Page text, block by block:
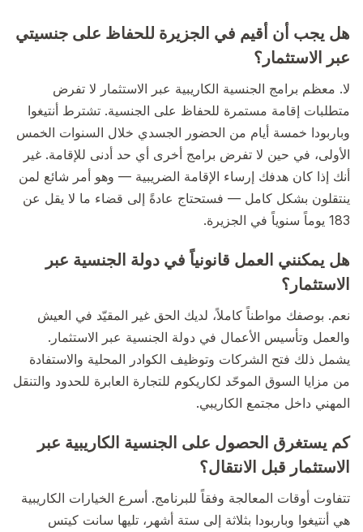
هل يجب أن أقيم في الجزيرة للحفاظ على جنسيتي
عبر الاستثمار؟
لا. معظم برامج الجنسية الكاريبية عبر الاستثمار لا تفرض
متطلبات إقامة مستمرة للحفاظ على الجنسية. تشترط أنتيغوا
وباربودا خمسة أيام من الحضور الجسدي خلال السنوات الخمس
الأولى، في حين لا تفرض برامج أخرى أي حد أدنى للإقامة. غير
أنك إذا كان هدفك إرساء الإقامة الضريبية — وهو أمر شائع لمن
ينتقلون بشكل كامل — فستحتاج عادةً إلى قضاء ما لا يقل عن
183 يوماً سنوياً في الجزيرة.
هل يمكنني العمل قانونياً في دولة الجنسية عبر
الاستثمار؟
نعم. بوصفك مواطناً كاملاً، لديك الحق غير المقيّد في العيش
والعمل وتأسيس الأعمال في دولة الجنسية عبر الاستثمار.
يشمل ذلك فتح الشركات وتوظيف الكوادر المحلية والاستفادة
من مزايا السوق الموحّد لكاريكوم للتجارة العابرة للحدود والتنقل
المهني داخل مجتمع الكاريبي.
كم يستغرق الحصول على الجنسية الكاريبية عبر
الاستثمار قبل الانتقال؟
تتفاوت أوقات المعالجة وفقاً للبرنامج. أسرع الخيارات الكاريبية
هي أنتيغوا وباربودا بثلاثة إلى ستة أشهر، تليها سانت كيتس